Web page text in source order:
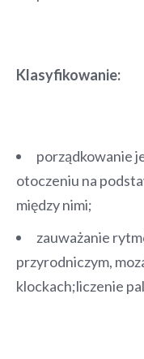
Klasyfikowanie:
porządkowanie
otoczeniu na
między nimi;
zauważanie
przyrodniczym,
klockach;liczenie